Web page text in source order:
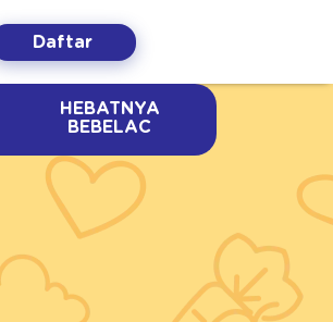
Daftar
HEBATNYA
BEBELAC